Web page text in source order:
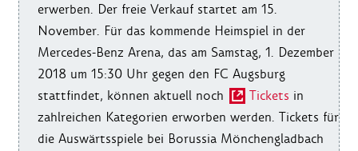
erwerben. Der freie Verkauf startet am 15.
November. Für das kommende Heimspiel in der
Mercedes-Benz Arena, das am Samstag, 1. Dezember
2018 um 15:30 Uhr gegen den FC Augsburg
stattfindet, können aktuell noch
Tickets in
zahlreichen Kategorien erworben werden. Tickets für
die Auswärtsspiele bei Borussia Mönchengladbach